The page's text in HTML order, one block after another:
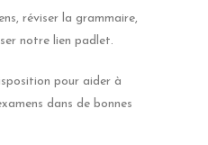
réviser la grammaire,
notre lien padlet.
pour aider à
dans de bonnes